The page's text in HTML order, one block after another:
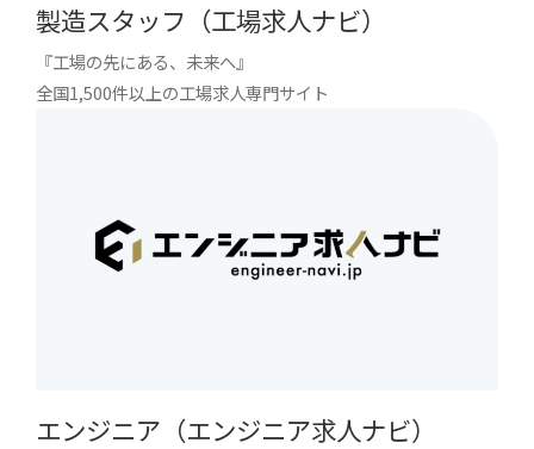
製造スタッフ（工場求人ナビ）
『工場の先にある、未来へ』
全国1,500件以上の工場求人専門サイト
エンジニア（エンジニア求人ナビ）